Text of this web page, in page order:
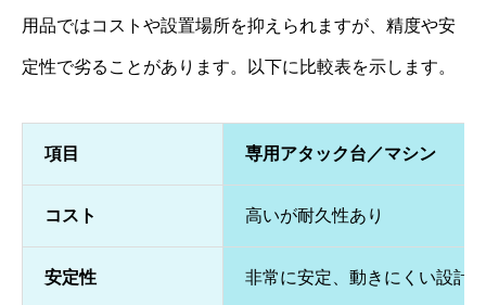
用品ではコストや設置場所を抑えられますが、精度や安
定性で劣ることがあります。以下に比較表を示します。
項目 専用アタック台／マシン
コスト 高いが耐久性あり
安定性 非常に安定、動きにくい設計